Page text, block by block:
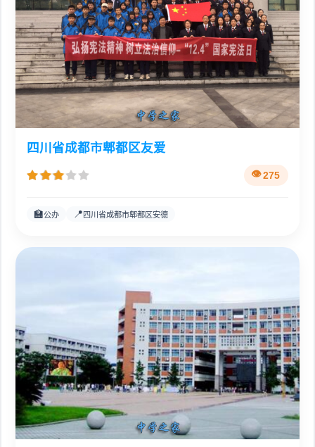
四川省成都市郫都区友爱
275
🏫公办 📍四川省成都市郫都区安德